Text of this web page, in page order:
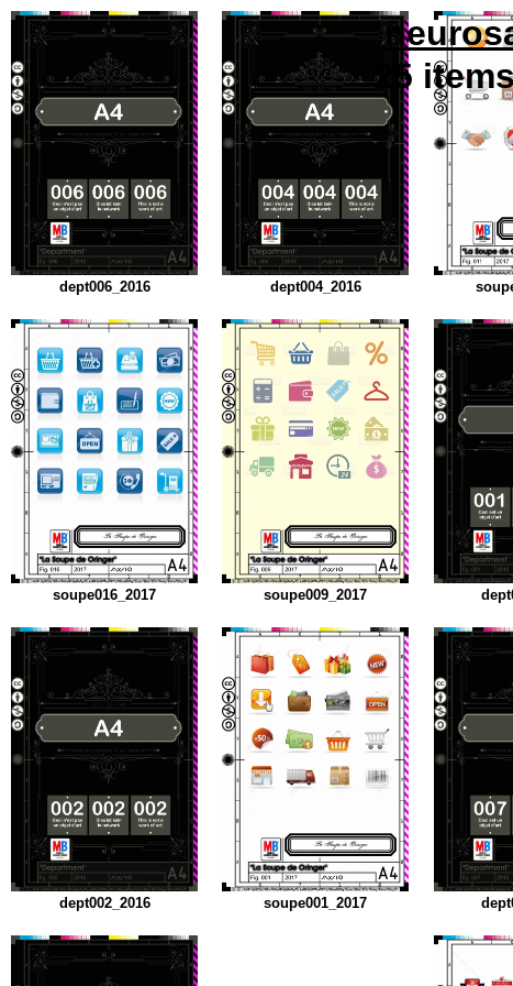
25
dept006_2016 dept004_2016
soupe016_2017 soupe009_2017
dept002_2016 soupe001_2017